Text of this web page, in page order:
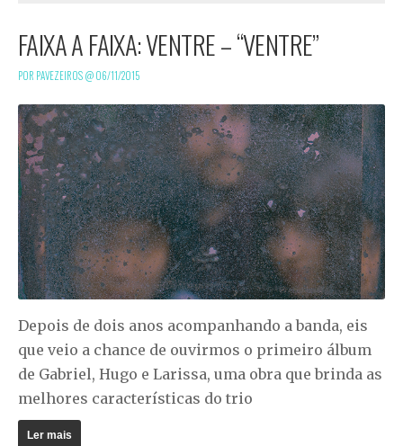
FAIXA A FAIXA: VENTRE – “VENTRE”
POR PAVEZEIROS @06/11/2015
Depois de dois anos acompanhando a banda, eis
que veio a chance de ouvirmos o primeiro álbum
de Gabriel, Hugo e Larissa, uma obra que brinda as
melhores características do trio
Ler mais